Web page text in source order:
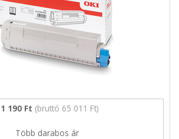
190 Ft (bruttó 65 011 Ft)
Több darabos ár